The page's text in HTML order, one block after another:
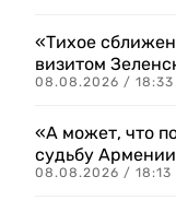
«Тихое
визитом
08.08.2026 / 18:33
«А может, что
судьбу
08.08.2026 / 18:13